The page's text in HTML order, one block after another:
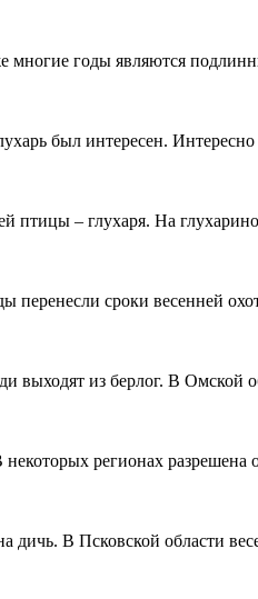
многие годы являются
был интересен. Интересно
птицы – глухаря. На
сроки весенней
выходят из берлог. В Омской
регионах разрешена
В Псковской области